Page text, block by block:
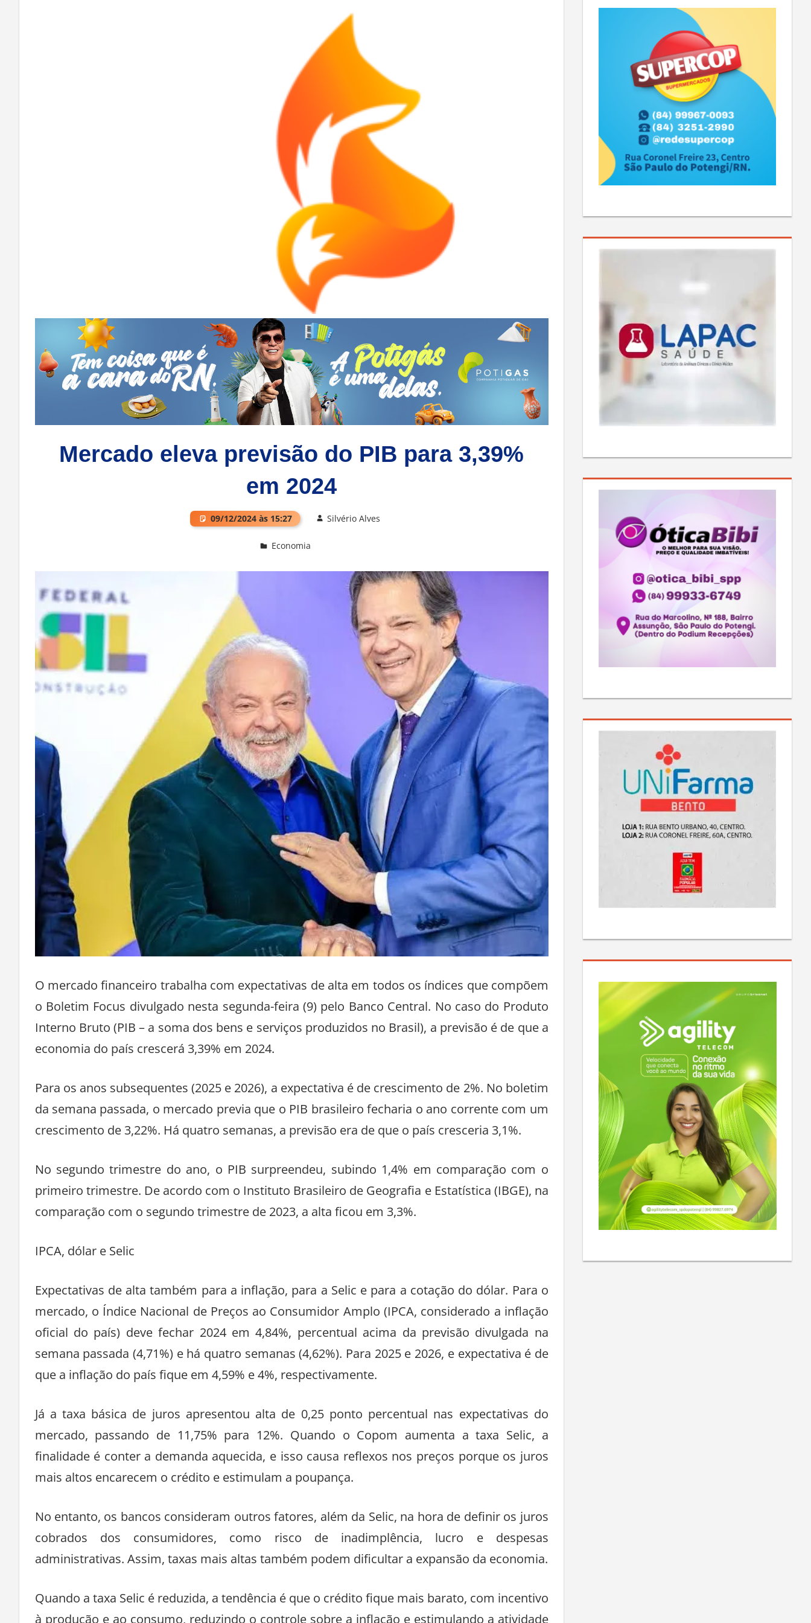
Mercado eleva previsão do PIB para 3,39%
em 2024
09/12/2024 às 15:27 Silvério Alves
Economia
O mercado financeiro trabalha com expectativas de alta em todos os índices que compõem
o Boletim Focus divulgado nesta segunda-feira (9) pelo Banco Central. No caso do Produto
Interno Bruto (PIB – a soma dos bens e serviços produzidos no Brasil), a previsão é de que a
economia do país crescerá 3,39% em 2024.
Para os anos subsequentes (2025 e 2026), a expectativa é de crescimento de 2%. No boletim
da semana passada, o mercado previa que o PIB brasileiro fecharia o ano corrente com um
crescimento de 3,22%. Há quatro semanas, a previsão era de que o país cresceria 3,1%.
No segundo trimestre do ano, o PIB surpreendeu, subindo 1,4% em comparação com o
primeiro trimestre. De acordo com o Instituto Brasileiro de Geografia e Estatística (IBGE), na
comparação com o segundo trimestre de 2023, a alta ficou em 3,3%.
IPCA, dólar e Selic
Expectativas de alta também para a inflação, para a Selic e para a cotação do dólar. Para o
mercado, o Índice Nacional de Preços ao Consumidor Amplo (IPCA, considerado a inflação
oficial do país) deve fechar 2024 em 4,84%, percentual acima da previsão divulgada na
semana passada (4,71%) e há quatro semanas (4,62%). Para 2025 e 2026, e expectativa é de
que a inflação do país fique em 4,59% e 4%, respectivamente.
Já a taxa básica de juros apresentou alta de 0,25 ponto percentual nas expectativas do
mercado, passando de 11,75% para 12%. Quando o Copom aumenta a taxa Selic, a
finalidade é conter a demanda aquecida, e isso causa reflexos nos preços porque os juros
mais altos encarecem o crédito e estimulam a poupança.
No entanto, os bancos consideram outros fatores, além da Selic, na hora de definir os juros
cobrados dos consumidores, como risco de inadimplência, lucro e despesas
administrativas. Assim, taxas mais altas também podem dificultar a expansão da economia.
Quando a taxa Selic é reduzida, a tendência é que o crédito fique mais barato, com incentivo